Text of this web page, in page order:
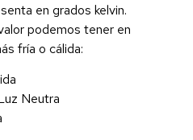
en grados kelvin.
podemos tener en
fría o cálida:
Neutra